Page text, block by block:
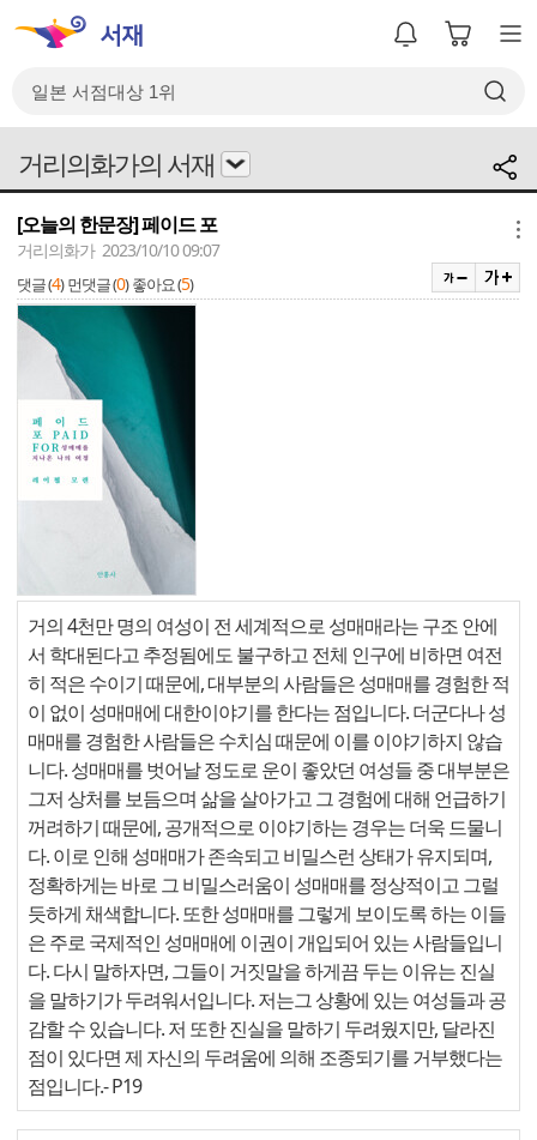
거리의화가의 서재
[오늘의 한문장] 페이드 포
거리의화가 2023/10/10 09:07
댓글 (4) 먼댓글 (0) 좋아요 (5)
거의 4천만 명의 여성이 전 세계적으로 성매매라는 구조 안에
서 학대된다고 추정됨에도 불구하고 전체 인구에 비하면 여전
히 적은 수이기 때문에, 대부분의 사람들은 성매매를 경험한 적
이 없이 성매매에 대한이야기를 한다는 점입니다. 더군다나 성
매매를 경험한 사람들은 수치심 때문에 이를 이야기하지 않습
니다. 성매매를 벗어날 정도로 운이 좋았던 여성들 중 대부분은
그저 상처를 보듬으며 삶을 살아가고 그 경험에 대해 언급하기
꺼려하기 때문에, 공개적으로 이야기하는 경우는 더욱 드물니
다. 이로 인해 성매매가 존속되고 비밀스런 상태가 유지되며,
정확하게는 바로 그 비밀스러움이 성매매를 정상적이고 그럴
듯하게 채색합니다. 또한 성매매를 그렇게 보이도록 하는 이들
은 주로 국제적인 성매매에 이권이 개입되어 있는 사람들입니
다. 다시 말하자면, 그들이 거짓말을 하게끔 두는 이유는 진실
을 말하기가 두려워서입니다. 저는그 상황에 있는 여성들과 공
감할 수 있습니다. 저 또한 진실을 말하기 두려웠지만, 달라진
점이 있다면 제 자신의 두려움에 의해 조종되기를 거부했다는
점입니다.- P19